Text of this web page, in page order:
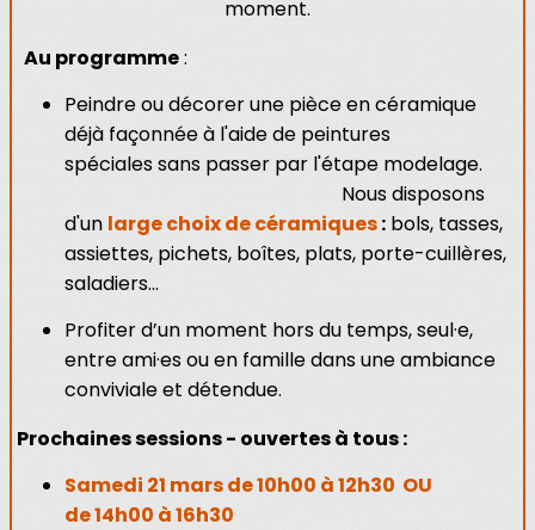
moment.
Au programme:
Peindre ou décorer une pièce en céramique
déjà façonnée à l'aide de peintures
spéciales sans passer par l'étape modelage.
Nous disposons
d'un large choix de céramiques: bols, tasses,
assiettes, pichets, boîtes, plats, porte-cuillères,
saladiers...
Profiter d’un moment hors du temps, seul·e,
entre ami·es ou en famille dans une ambiance
conviviale et détendue.
Prochaines sessions - ouvertes à tous :
Samedi 21 mars de 10h00 à 12h30 OU
de 14h00 à 16h30